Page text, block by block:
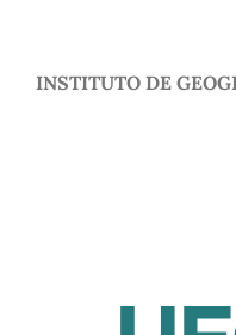
INSTITUTO DE